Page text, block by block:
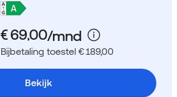
Bijbetaling toestel € 189,00
Bekijk